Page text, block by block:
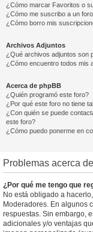
¿Cómo marcar Favoritos o
¿Cómo me suscribo a un
¿Cómo borro mis
Archivos Adjuntos
¿Qué archivos adjuntos son
¿Cómo encuentro todos mis
Acerca de phpBB
¿Quién programó este foro?
¿Por qué este foro no tiene
¿Con quién se puede
este foro?
¿Cómo puedo ponerme en
Problemas acerca
¿Por qué me tengo que
No está obligado a
Moderadores. En algunos
respuestas. Sin embargo,
adicionales y/o ventajas